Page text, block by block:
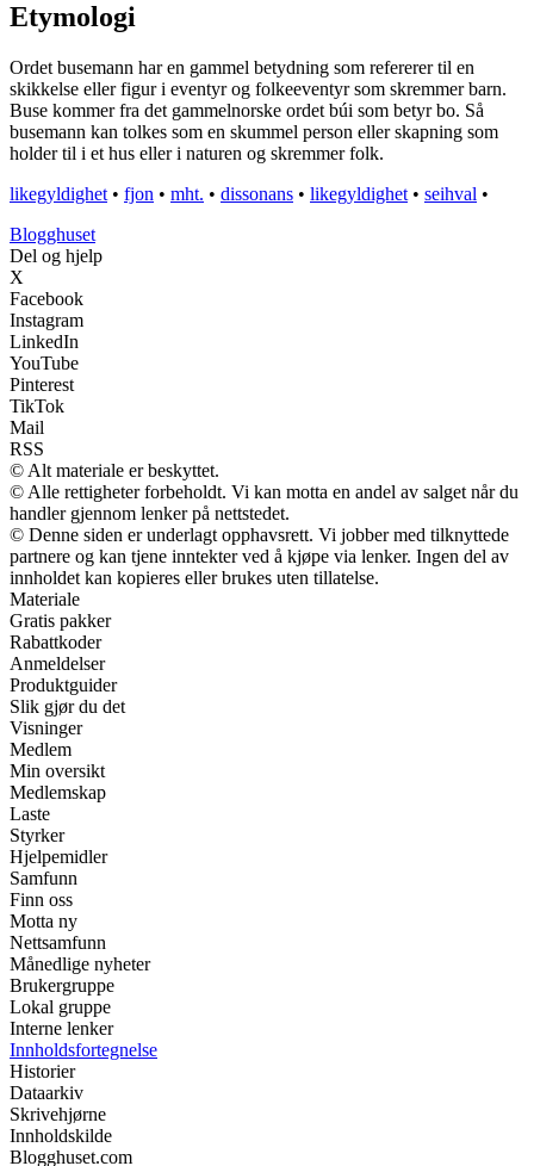
Etymologi
Ordet busemann har en gammel betydning som refererer til en
skikkelse eller figur i eventyr og folkeeventyr som skremmer barn.
Buse kommer fra det gammelnorske ordet búi som betyr bo. Så
busemann kan tolkes som en skummel person eller skapning som
holder til i et hus eller i naturen og skremmer folk.
likegyldighet • fjon • mht. • dissonans • likegyldighet • seihval •
Blogghuset
Del og hjelp
X
Facebook
Instagram
LinkedIn
YouTube
Pinterest
TikTok
Mail
RSS
© Alt materiale er beskyttet.
© Alle rettigheter forbeholdt. Vi kan motta en andel av salget når du
handler gjennom lenker på nettstedet.
© Denne siden er underlagt opphavsrett. Vi jobber med tilknyttede
partnere og kan tjene inntekter ved å kjøpe via lenker. Ingen del av
innholdet kan kopieres eller brukes uten tillatelse.
Materiale
Gratis pakker
Rabattkoder
Anmeldelser
Produktguider
Slik gjør du det
Visninger
Medlem
Min oversikt
Medlemskap
Laste
Styrker
Hjelpemidler
Samfunn
Finn oss
Motta ny
Nettsamfunn
Månedlige nyheter
Brukergruppe
Lokal gruppe
Interne lenker
Innholdsfortegnelse
Historier
Dataarkiv
Skrivehjørne
Innholdskilde
Blogghuset.com